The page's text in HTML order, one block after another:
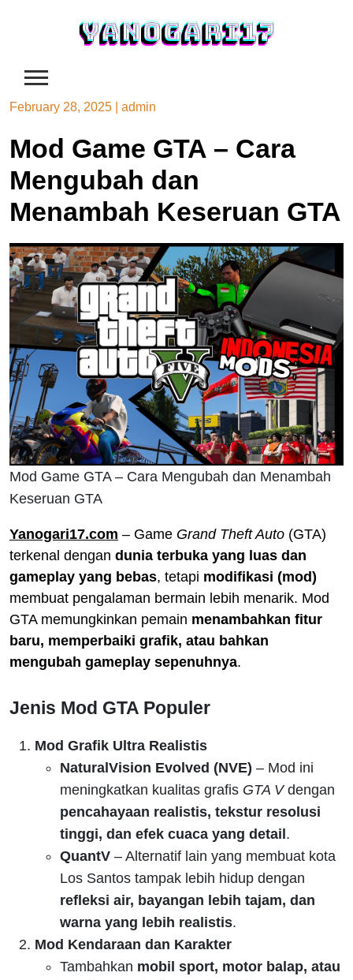
February 28, 2025 admin
Mod Game GTA – Cara
Mengubah dan
Menambah Keseruan GTA
Mod Game GTA – Cara Mengubah dan Menambah
Keseruan GTA
Yanogari17.com – Game Grand Theft Auto (GTA)
terkenal dengan dunia terbuka yang luas dan
gameplay yang bebas, tetapi modifikasi (mod)
membuat pengalaman bermain lebih menarik. Mod
GTA memungkinkan pemain menambahkan fitur
baru, memperbaiki grafik, atau bahkan
mengubah gameplay sepenuhnya.
Jenis Mod GTA Populer
Mod Grafik Ultra Realistis
NaturalVision Evolved (NVE) – Mod ini
meningkatkan kualitas grafis GTA Vdengan
pencahayaan realistis, tekstur resolusi
tinggi, dan efek cuaca yang detail .
QuantV – Alternatif lain yang membuat kota
Los Santos tampak lebih hidup dengan
refleksi air, bayangan lebih tajam, dan
warna yang lebih realistis.
Mod Kendaraan dan Karakter
Tambahkan mobil sport, motor balap, atau